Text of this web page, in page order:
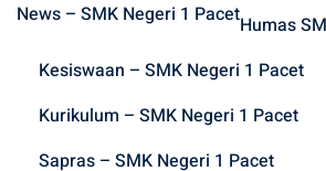
fNews – SMK Negeri 1 PacetHumas
Kesiswaan – SMK Negeri 1 Pacet
Kurikulum – SMK Negeri 1 Pacet
Sapras – SMK Negeri 1 Pacet